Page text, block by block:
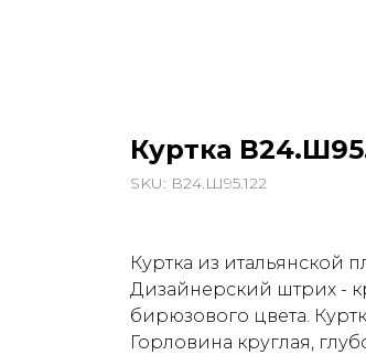
Куртка
SKU: В24.Ш95.122
Куртка из итальянской
Дизайнерский штрих -
бирюзового цвета.
Горловина круглая,